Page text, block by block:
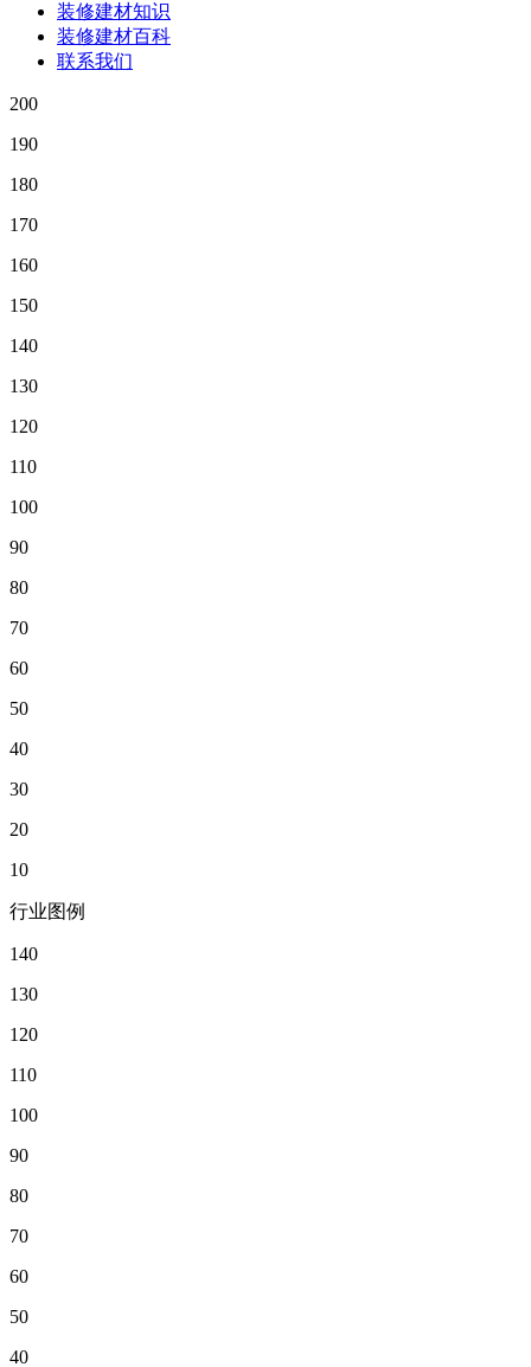
装修建材知识
装修建材百科
联系我们
200
190
180
170
160
150
140
130
120
110
100
90
80
70
60
50
40
30
20
10
行业图例
140
130
120
110
100
90
80
70
60
50
40